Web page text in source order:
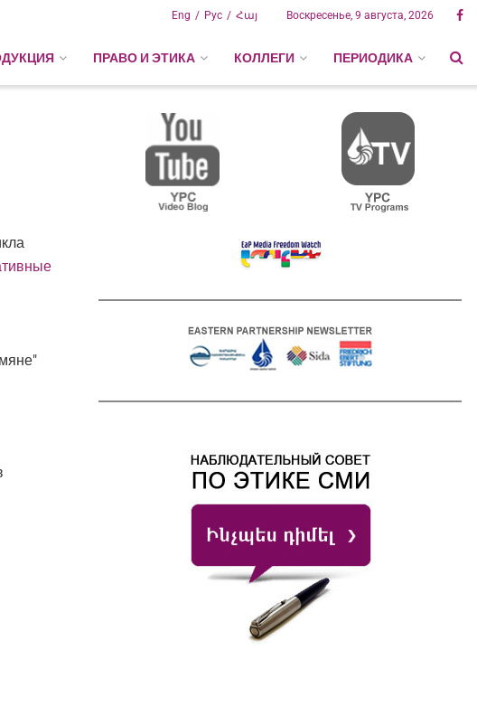
Рус Հայ
Eng Воскресенье, 9 августа, 2026
ПРАВО И ЭТИКА КОЛЛЕГИ ПЕРИОДИКА